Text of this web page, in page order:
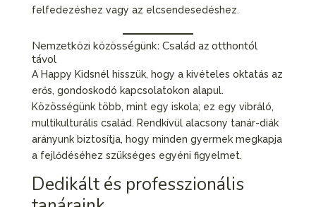
felfedezéshez vagy az elcsendesedéshez.
Nemzetközi közösségünk: Család az otthontól
távol
A Happy Kidsnél hisszük, hogy a kivételes oktatás az
erős, gondoskodó kapcsolatokon alapul.
Közösségünk több, mint egy iskola; ez egy vibráló,
multikulturális család. Rendkívül alacsony tanár-diák
arányunk biztosítja, hogy minden gyermek megkapja
a fejlődéséhez szükséges egyéni figyelmet.
Dedikált és professzionális